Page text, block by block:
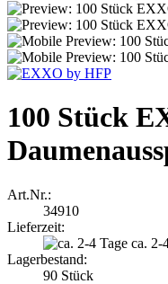
100 Stück
Art.Nr.:
34910
Lieferzeit:
ca. 2-
Lagerbestand:
90 Stück